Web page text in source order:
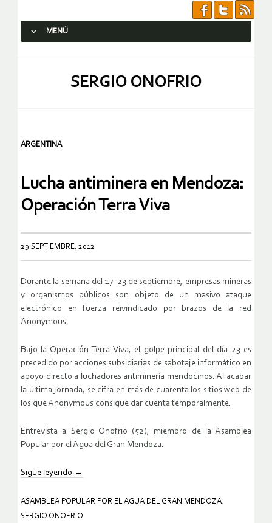
MENÚ
SERGIO ONOFRIO
ARGENTINA
Lucha antiminera en Mendoza:
Operación Terra Viva
29 SEPTIEMBRE, 2012
Durante la semana del 17–23 de septiembre, empresas mineras
y organismos públicos son objeto de un masivo ataque
electrónico en fuerza reivindicado por brazos de la red
Anonymous.
Bajo la Operación Terra Viva, el golpe principal del día 23 es
precedido por acciones subsidiarias de sabotaje informático en
apoyo directo a luchadores antiminería mendocinos. Al acabar
la última jornada, se cifra en más de cuarenta los sitios web de
los que Anonymous consigue dar cuenta temporalmente.
Entrevista a Sergio Onofrio (52), miembro de la Asamblea
Popular por el Agua del Gran Mendoza.
Sigue leyendo →
ASAMBLEA POPULAR POR EL AGUA DEL GRAN MENDOZA,
SERGIO ONOFRIO